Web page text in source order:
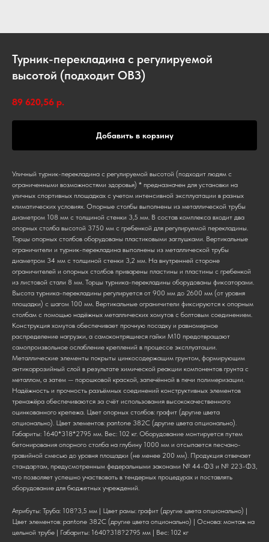
Турник-перекладина с регулируемой
высотой (подходит ОВЗ)
89 620,56 р.
Добавить в корзину
Уличный турник-перекладина с регулируемой высотой (подходит людям с
ограниченными возможностями здоровья) * предназначен для установки на
уличных спортивных площадках с учетом интенсивной эксплуатации в разных
климатических условиях. Опорные столбы выполнены из металлической трубы
диаметром 108 мм с толщиной стенки 3,5 мм. В состав комплекса входит два
опорных столба высотой 3750 мм с гребенкой для регулируемой перекладины.
Торцы опорных столбов оборудованы пластиковыми заглушками. Вертикальные
ограничители и турник-перекладина выполнены из металлической трубы
диаметром 34 мм с толщиной стенки 3,2 мм. На внутренней стороне
ограничителей и опорных столбов приварены пластины и пластины с гребенкой
из листовой стали 8 мм. Торцы турника-перекладины оборудованы фиксаторами.
Высота турника-перекладины регулируется от 900 мм до 2600 мм (от уровня
площадки) с шагом 100 мм. Вертикальные ограничители фиксируются к опорным
столбам с помощью надёжных металлических хомутов с болтовым соединением.
Конструкция хомутов обеспечивает прочную посадку и равномерное
распределение нагрузки, а самоконтрящиеся гайки М10 предотвращают
самопроизвольное ослабление креплений в процессе эксплуатации.
Металлические элементы покрыты цинкосодержащим грунтом, формирующим
антикоррозийный слой в результате химической реакции компонентов грунта с
металлом, а затем — порошковой краской, запечённой в печи полимеризации.
Надёжность и прочность разъёмных соединений конструктивных элементов
тренажёра обеспечиваются за счёт использования высококачественного
оцинкованного крепежа. Цвет опорных столбов: графит (другие цвета
опционально). Цвет элементов: pantone 382C (другие цвета опционально).
Габариты: 1640*318*2795 мм. Вес: 102 кг. Оборудование монтируется путем
бетонирования опорного столба на глубину 1000 мм и отсыпается песчано-
гравийной смесью до уровня площадки (не менее 200 мм). Продукция отвечает
стандартам, предусмотренным федеральными законами № 44-ФЗ и № 223-ФЗ,
что позволяет успешно участвовать в тендерных процедурах и поставлять
оборудование для бюджетных учреждений.
Атрибуты: Труба: 108?3,5 мм | Цвет рамы: графит (другие цвета опционально) |
Цвет элементов: pantone 382C (другие цвета опционально) | Основа: монтаж на
цельной трубе | Габариты: 1640?318?2795 мм | Вес: 102 кг